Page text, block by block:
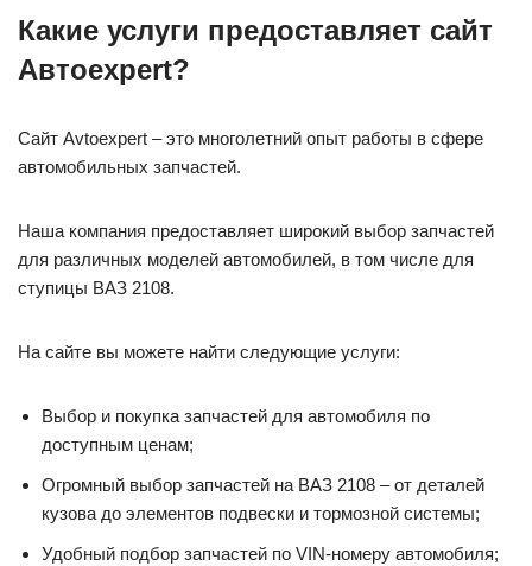
Какие услуги предоставляет сайт
Автоexpert?
Сайт Avtoexpert – это многолетний опыт работы в сфере
автомобильных запчастей.
Наша компания предоставляет широкий выбор запчастей
для различных моделей автомобилей, в том числе для
ступицы ВАЗ 2108.
На сайте вы можете найти следующие услуги:
Выбор и покупка запчастей для автомобиля по
доступным ценам;
Огромный выбор запчастей на ВАЗ 2108 – от деталей
кузова до элементов подвески и тормозной системы;
Удобный подбор запчастей по VIN-номеру автомобиля;